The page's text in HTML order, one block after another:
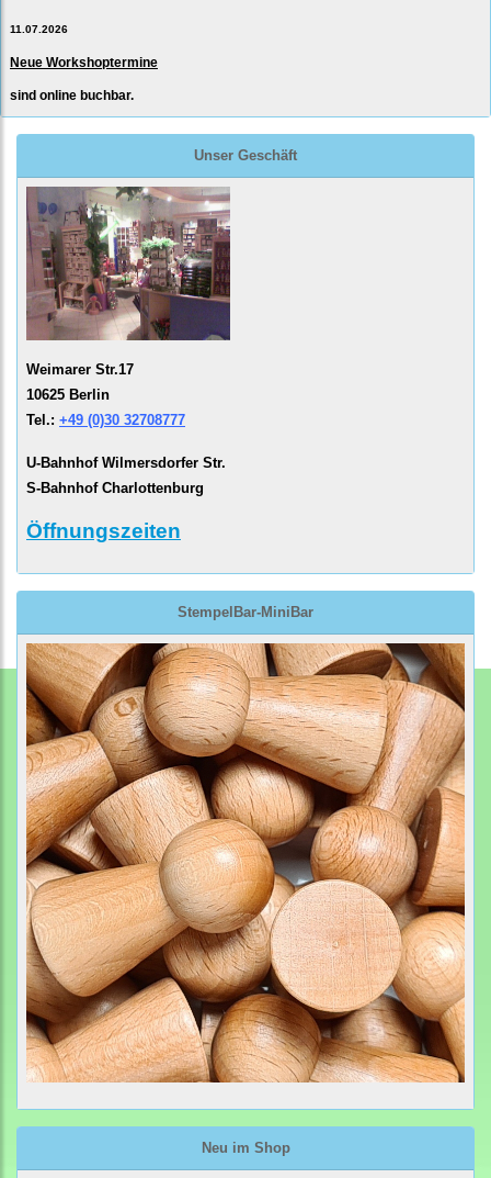
11.07.2026
Neue Workshoptermine
sind online buchbar.
Unser Geschäft
Weimarer Str.17
10625 Berlin
Tel.: +49 (0)30 32708777
U-Bahnhof Wilmersdorfer Str.
S-Bahnhof Charlottenburg
Öffnungszeiten
StempelBar-MiniBar
Neu im Shop